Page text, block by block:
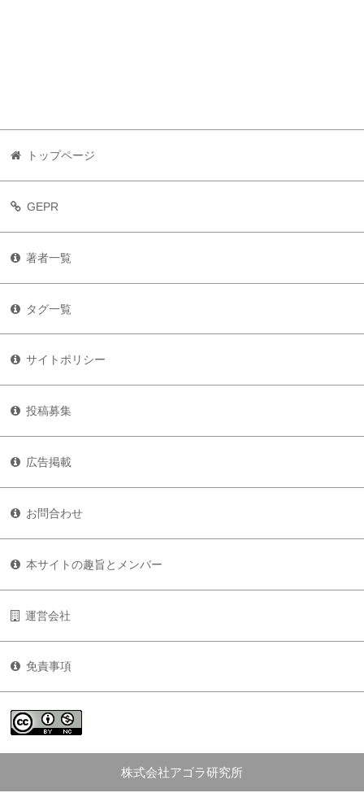
トップページ
GEPR
著者一覧
タグ一覧
サイトポリシー
投稿募集
広告掲載
お問合わせ
本サイトの趣旨とメンバー
運営会社
免責事項
株式会社アゴラ研究所